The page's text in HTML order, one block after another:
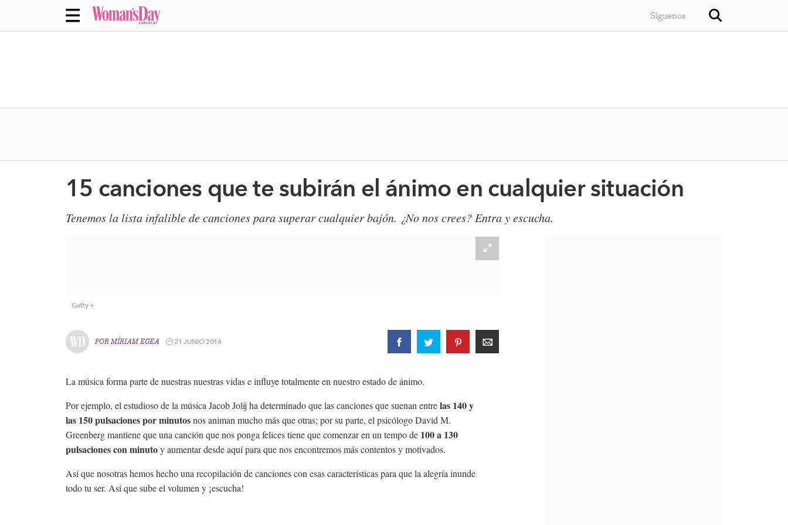
Síguenos
15 canciones que te subirán el ánimo en cualquier situación
Tenemos la lista infalible de canciones para superar cualquier bajón. ¿No nos crees? Entra y escucha.
Getty
POR MÍRIAM EGEA 21 JUNIO 2016
La música forma parte de nuestras nuestras vidas e influye totalmente en nuestro estado de ánimo.
Por ejemplo, el estudioso de la música Jacob Jolij ha determinado que las canciones que suenan entrelas 140 y
las 150 pulsaciones por minutosnos animan mucho más que otras; por su parte, el psicólogo David M.
Greenberg mantiene que una canción que nos ponga felices tiene que comenzar en un tempo de 100 a 130
pulsaciones con minutoy aumentar desde aquí para que nos encontremos más contentos y motivados.
Así que nosotras hemos hecho una recopilación de canciones con esas características para que la alegría inunde
todo tu ser. Así que sube el volumen y ¡escucha!